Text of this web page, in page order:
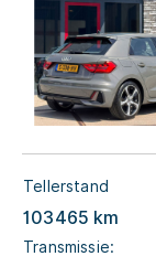
Tellerstand
103465 km
Transmissie: